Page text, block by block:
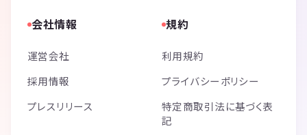
会社情報
運営会社
採用情報
プレスリリース
規約
利用規約
プライバシーポリシー
特定商取引法に基づく表
記